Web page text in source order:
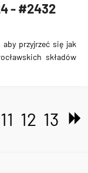
- #2432
przyjrzeć się jak
składów
11 12 13